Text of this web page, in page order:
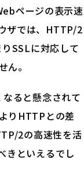
ページの表示速
ザでは、HTTP/2
SSLに対応して
ん。
ると懸念されて
りHTTPとの差
2の高速性を活
きといえるでし